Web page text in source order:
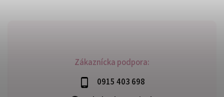
Zákaznícka podpora:
0915 403 698